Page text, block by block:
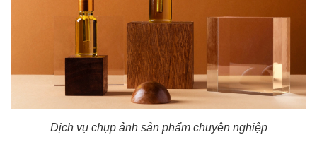
Dịch vụ chụp ảnh sản phẩm chuyên nghiệp